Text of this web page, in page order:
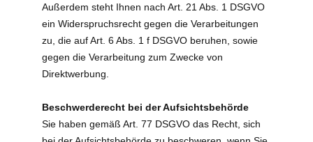
Außerdem steht Ihnen nach Art. 21 Abs. 1 DSGVO
ein Widerspruchsrecht gegen die Verarbeitungen
zu, die auf Art. 6 Abs. 1 f DSGVO beruhen, sowie
gegen die Verarbeitung zum Zwecke von
Direktwerbung.
Beschwerderecht bei der Aufsichtsbehörde
Sie haben gemäß Art. 77 DSGVO das Recht, sich